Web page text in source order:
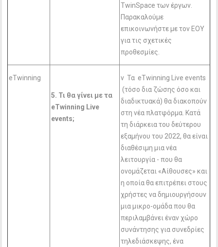
TwinSpace των έργων.
Παρακαλούμε
επικοινωνήστε με τον ΕΟΥ
για τις σχετικές
προθεσμίες.
eTwinning
5. Τι θα γίνει με τα
eTwinning Live
events;
v Τα eTwinning Live events
(τόσο δια ζώσης όσο και
διαδικτυακά) θα διακοπούν
στη νέα πλατφόρμα. Κατά
τη διάρκεια του δεύτερου
εξαμήνου του 2022, θα είναι
διαθέσιμη μια νέα
λειτουργία - που θα
ονομάζεται «Αίθουσες» και
η οποία θα επιτρέπει στους
χρήστες να δημιουργήσουν
μια μικρο-ομάδα που θα
περιλαμβάνει έναν χώρο
συνάντησης για συνεδρίες
τηλεδιάσκεψης, ένα